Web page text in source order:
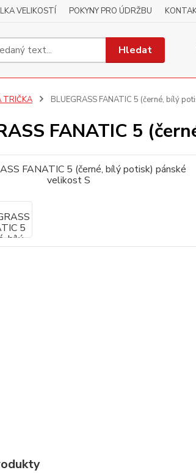
VELIKOSTÍ POKYNY PRO ÚDRŽBU
Hledat
TRIČKA BLUEGRASS FANATIC 5 (černé, bílý
FANATIC 5